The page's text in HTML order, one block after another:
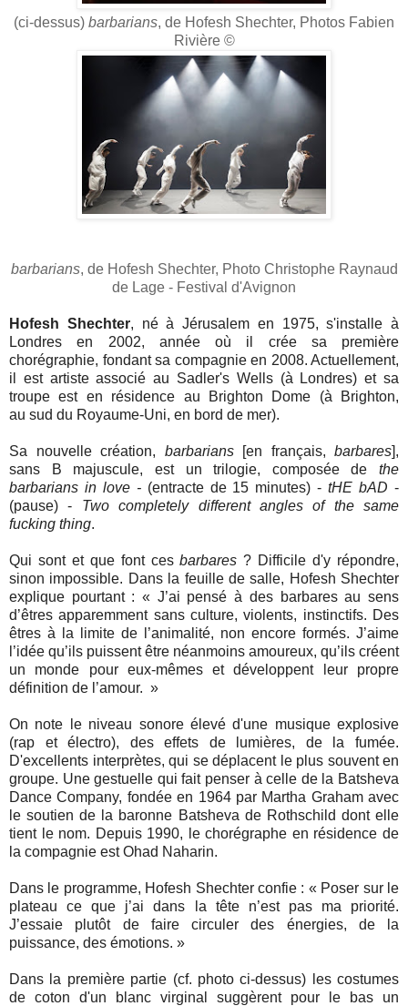
(ci-dessus) barbarians, de Hofesh Shechter, Photos Fabien
Rivière ©
barbarians, de Hofesh Shechter, PhotoChristophe Raynaud
de Lage - Festival d'Avignon
Hofesh Shechter, né à Jérusalem en 1975, s'installe à
Londres en 2002, année où il crée sa première
chorégraphie, fondant sa compagnie en 2008. Actuellement,
il est artiste associé au Sadler's Wells (à Londres) et sa
troupe est en résidence au Brighton Dome (à Brighton,
au sud du Royaume-Uni, en bord de mer).
Sa nouvelle création, barbarians[en français, barbares],
sans B majuscule, est un trilogie, composée de
the
barbarians in love - (entracte de 15 minutes) -tHE bAD -
(pause) - Two completely different angles of the same
fucking thing.
Qui sont et que font cesbarbares ? Difficile d'y répondre,
sinon impossible. Dans la feuille de salle, Hofesh Shechter
explique pourtant : « J’ai pensé à des barbares au sens
d’êtres apparemment sans culture, violents, instinctifs. Des
êtres à la limite de l’animalité, non encore formés. J’aime
l’idée qu’ils puissent être néanmoins amoureux, qu’ils créent
un monde pour eux-mêmes et développent leur propre
définition de l’amour. »
On note le niveau sonore élevé d'une musique explosive
(rap et électro), des effets de lumières, de la fumée.
D'excellents interprètes, qui se déplacent le plus souvent en
groupe. Une gestuelle qui fait penser à celle de la Batsheva
Dance Company, fondée en 1964 par Martha Graham avec
le soutien de la baronne Batsheva de Rothschild dont elle
tient le nom. Depuis 1990, le chorégraphe en résidence de
la compagnie est Ohad Naharin.
Dans le programme, Hofesh Shechterconfie : « Poser sur le
plateau ce que j’ai dans la tête n’est pas ma priorité.
J’essaie plutôt de faire circuler des énergies, de la
puissance, des émotions. »
Dans la première partie (cf. photo ci-dessus) les costumes
de coton d'un blanc virginal suggèrent pour le bas un